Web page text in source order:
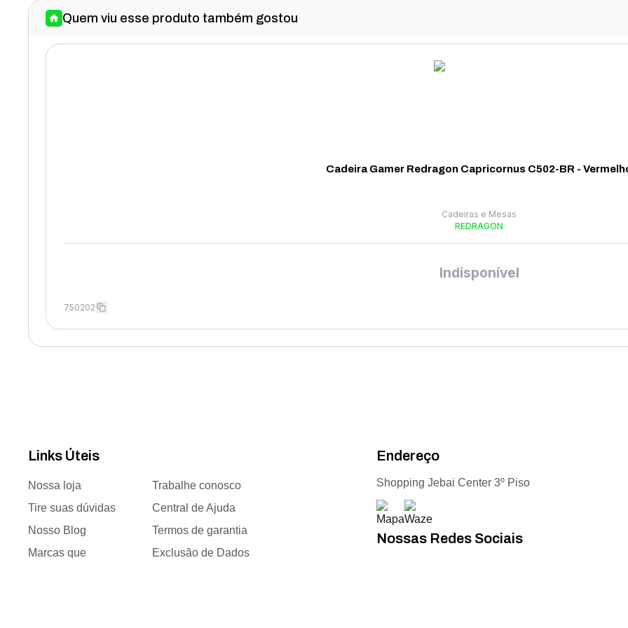
Quem viu esse produto também gostou
Cadeira Gamer Redragon Capricornus C502-BR -
Cadeiras e Mesas
REDRAGON
Indisponível
750202
Links Úteis
Nossa loja
Trabalhe conosco
Tire suas dúvidas
Central de Ajuda
Nosso Blog
Termos de garantia
Marcas que
Exclusão de Dados
Endereço
Shopping Jebai Center 3º Piso
Nossas Redes Sociais